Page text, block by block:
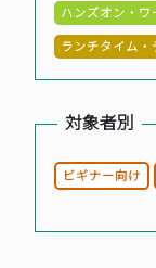
メディア掲載
BASICオンデマ
参加申込
ハンズオン・
ランチタイム
対象者別
ビギナー向け